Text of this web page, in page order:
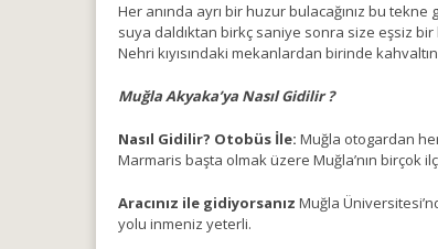
Her anında ayrı bir huzur bulacağınız bu
suya daldıktan birkç saniye sonra size eşsiz
Nehri kıyısındaki mekanlardan birinde
Muğla Akyaka’ya Nasıl Gidilir ?
Nasıl Gidilir? Otobüs İle: Muğla otogardan
Marmaris başta olmak üzere Muğla’nın birçok
Aracınız ile gidiyorsanız Muğla
yolu inmeniz yeterli.